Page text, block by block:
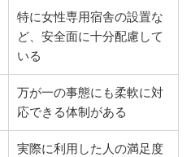
特に女性専用宿舎の設置な
ど、安全面に十分配慮して
いる
万が一の事態にも柔軟に対
応できる体制がある
実際に利用した人の満足度